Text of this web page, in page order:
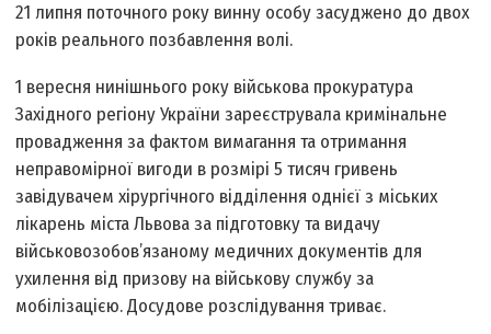
21 липня поточного року винну особу засуджено до двох
років реального позбавлення волі.
1 вересня нинішнього року військова прокуратура
Західного регіону України зареєструвала кримінальне
провадження за фактом вимагання та отримання
неправомірної вигоди в розмірі 5 тисяч гривень
завідувачем хірургічного відділення однієї з міських
лікарень міста Львова за підготовку та видачу
військовозобов’язаному медичних документів для
ухилення від призову на військову службу за
мобілізацією. Досудове розслідування триває.